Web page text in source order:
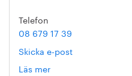
Telefon
08 679 17 39
Skicka e-post
Läs mer